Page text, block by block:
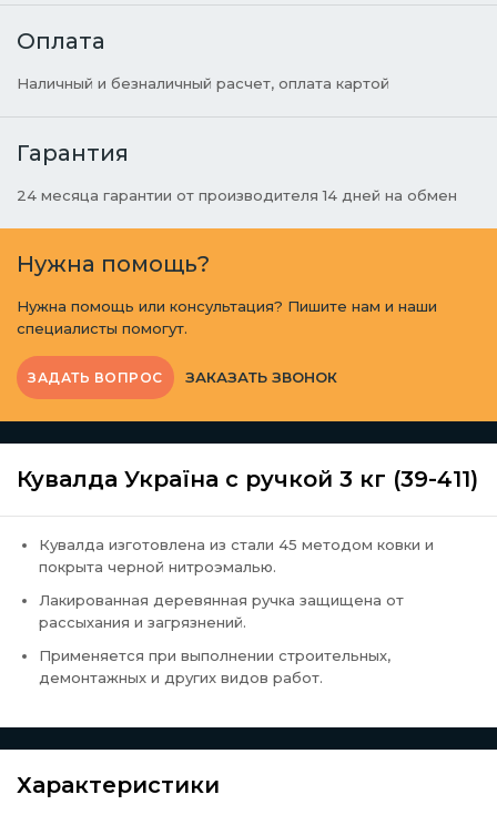
Оплата
Наличный и безналичный расчет, оплата картой
Гарантия
24 месяца гарантии от производителя 14 дней на обмен
Нужна помощь?
Нужна помощь или консультация? Пишите нам и наши
специалисты помогут.
ЗАДАТЬ ВОПРОС ЗАКАЗАТЬ ЗВОНОК
Кувалда Україна с ручкой 3 кг (39-411)
Кувалда изготовлена из стали 45 методом ковки и
покрыта черной нитроэмалью.
Лакированная деревянная ручка защищена от
рассыхания и загрязнений.
Применяется при выполнении строительных,
демонтажных и других видов работ.
Характеристики